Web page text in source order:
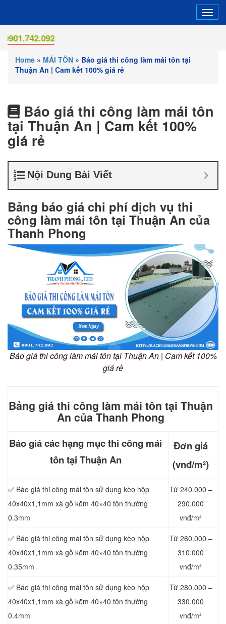
Home » MÁI TÔN » Báo giá thi công làm mái tôn tại
Thuận An | Cam kết 100% giá rẻ
Báo giá thi công làm mái tôn
tại Thuận An | Cam kết 100%
giá rẻ
Nội Dung Bài Viết
Bảng báo giá chi phí dịch vụ thi
công làm mái tôn tại Thuận An của
Thanh Phong
Báo giá thi công làm mái tôn tại Thuận An | Cam kết 100%
giá rẻ
Bảng giá thi công làm mái tôn tại Thuận
An của Thanh Phong
Báo giá các hạng mục thi công mái
tôn tại Thuận An
Đơn giá
(vnđ/m²)
✅ Báo giá thi công mái tôn sử dụng kèo hộp
40x40x1,1mm xà gồ kẽm 40×40 tôn thường
0.3mm
Từ 240.000 –
290.000
vnđ/m²
✅ Báo giá thi công mái tôn sử dụng kèo hộp
40x40x1,1mm xà gồ kẽm 40×40 tôn thường
0.35mm
Từ 260.000 –
310.000
vnđ/m²
✅ Báo giá thi công mái tôn sử dụng kèo hộp
40x40x1,1mm xà gồ kẽm 40×40 tôn thường
0.4mm
Từ 280.000 –
330.000
vnđ/m²